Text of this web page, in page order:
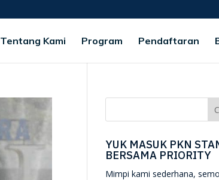
Tentang Kami Program Pendaftaran
YUK MASUK PKN
BERSAMA PRIORITY
Mimpi kami sederhana,